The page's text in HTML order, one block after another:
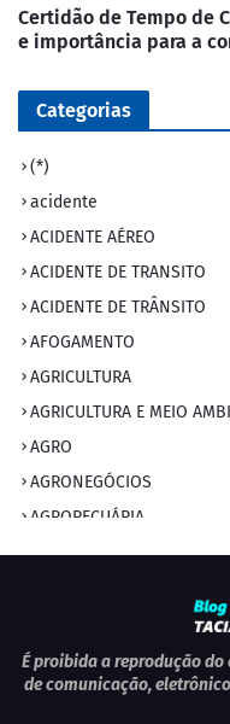
Certidão de Tempo de
e importância para a
Categorias
(*)
acidente
ACIDENTE AÉREO
ACIDENTE DE TRANSITO
ACIDENTE DE TRÂNSITO
AFOGAMENTO
AGRICULTURA
AGRICULTURA E MEIO
AGRO
AGRONEGÓCIOS
AGROPECUÁRIA
AMBIENTE
ANIVERSÁRIO DA CIDADE
ANIVERSÁRIOS
APEXBRASIL
É proibida a reprodução
de comunicação,